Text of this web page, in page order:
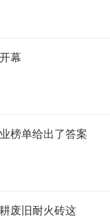
幕
榜单给出了答案
废旧耐火砖这